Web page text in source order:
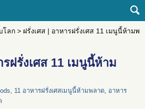
โลก> ฝรั่งเศส | อาหารฝรั่งเศส 11 เมนูนี้ห้ามพ
รฝรั่งเศส 11 เมนูนี้ห้าม
, 11 อาหารฝรั่งเศสเมนูนี้ห้ามพลาด, อาหาร